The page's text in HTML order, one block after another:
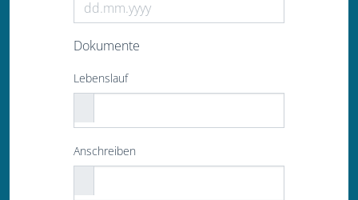
Dokumente
Lebenslauf
Anschreiben